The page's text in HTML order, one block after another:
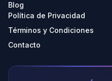
Blog
Política de Privacidad
Términos y Condiciones
Contacto